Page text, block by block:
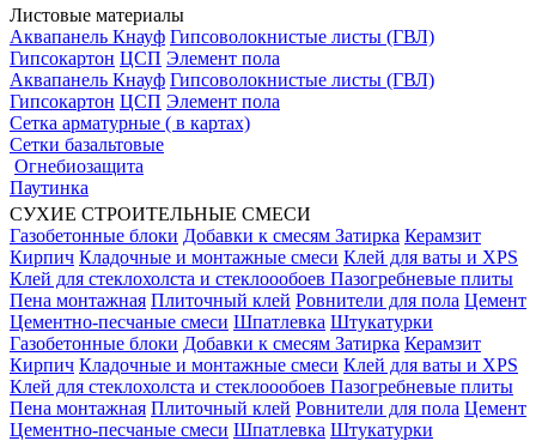
Листовые материалы
Аквапанель Кнауф Гипсоволокнистые листы (ГВЛ)
Гипсокартон ЦСП Элемент пола
Аквапанель Кнауф Гипсоволокнистые листы (ГВЛ)
Гипсокартон ЦСП Элемент пола
Сетка арматурные ( в картах)
Сетки базальтовые
Огнебиозащита
Паутинка
СУХИЕ СТРОИТЕЛЬНЫЕ СМЕСИ
Газобетонные блоки Добавки к смесям Затирка Керамзит
Кирпич Кладочные и монтажные смеси Клей для ваты и XPS
Клей для стеклохолста и стеклоообоев Пазогребневые плиты
Пена монтажная Плиточный клей Ровнители для пола Цемент
Цементно-песчаные смеси Шпатлевка Штукатурки
Газобетонные блоки Добавки к смесям Затирка Керамзит
Кирпич Кладочные и монтажные смеси Клей для ваты и XPS
Клей для стеклохолста и стеклоообоев Пазогребневые плиты
Пена монтажная Плиточный клей Ровнители для пола Цемент
Цементно-песчаные смеси Шпатлевка Штукатурки